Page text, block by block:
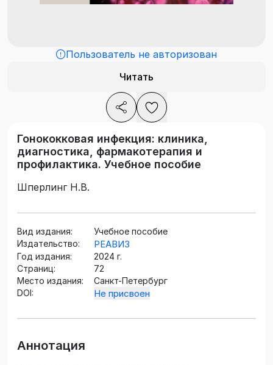
Пользователь не авторизован
Читать
Гонококковая инфекция: клиника,
диагностика, фармакотерапия и
профилактика. Учебное пособие
Шперлинг Н.В.
Вид издания:
Учебное пособие
Издательство:
РЕАВИЗ
Год издания:
2024 г.
Страниц:
72
Место издания:
Санкт-Петербург
DOI:
Не присвоен
Аннотация